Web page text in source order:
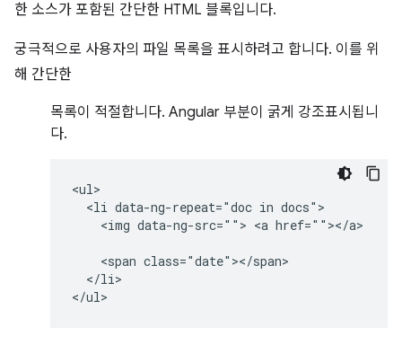
한 소스가 포함된 간단한 HTML 블록입니다.
궁극적으로 사용자의 파일 목록을 표시하려고 합니다. 이를 위
해 간단한
목록이 적절합니다. Angular 부분이 굵게 강조표시됩니
다.
<ul>
  <li data-ng-repeat="doc in docs">
    <img data-ng-src=""> <a href=""></a>
    <span class="date"></span>
  </li>